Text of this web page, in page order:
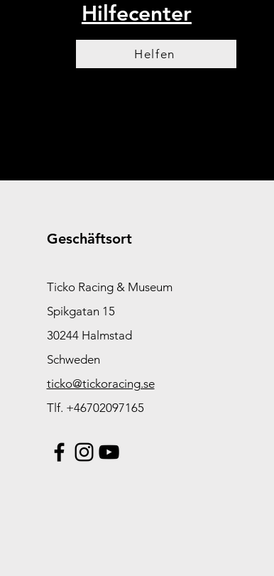
Hilfecenter
Helfen
Geschäftsort
Ticko Racing & Museum
Spikgatan 15
30244 Halmstad
Schweden
ticko@tickoracing.se
Tlf. +46702097165